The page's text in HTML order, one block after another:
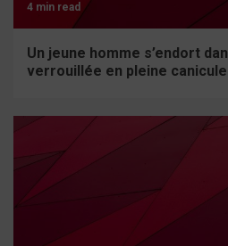
4 min read
Un jeune homme s’endort
verrouillée en pleine canicule